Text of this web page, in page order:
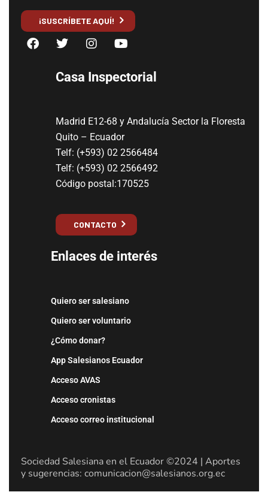
¡SUSCRÍBETE AQUÍ!
Casa Inspectorial
Madrid E12-68 y Andalucía Sector la Floresta
Quito – Ecuador
Telf: (+593) 02 2566484
Telf: (+593) 02 2566492
Código postal:170525
CONTACTO
Enlaces de interés
Quiero ser salesiano
Quiero ser voluntario
¿Cómo donar?
App Salesianos Ecuador
Acceso AVAS
Acceso cronistas
Acceso correo institucional
Sociedad Salesiana en el Ecuador ©2024 | Aportes
y sugerencias: comunicacion@salesianos.org.ec